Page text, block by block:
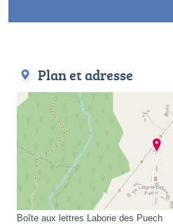
Plan et adresse
Boîte aux lettres Laborie des Puech